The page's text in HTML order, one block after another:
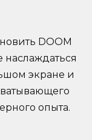
DOOM
наслаждаться
экране и
опыта.